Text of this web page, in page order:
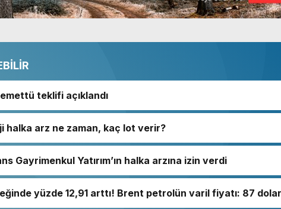
teklifi açıklandı
halka arz ne zaman, kaç lot verir?
Gayrimenkul Yatırım’ın halka arzına izin verdi
yüzde 12,91 arttı! Brent petrolün varil fiyatı: 87 dolar